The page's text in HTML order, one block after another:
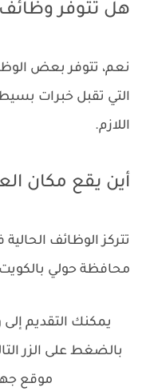
هل تتوفر وظائف
نعم، تتوفر بعض
التي تقبل خبرات
اللازم.
أين يقع مكان
تتركز الوظائف
محافظة حولي
يمكنك التقديم
بالضغط على الزر
موقع